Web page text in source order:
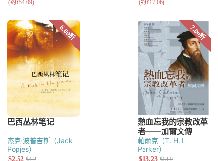
杰克·波普吉斯（Jack
Popjes）
帕爾克（T. H. L
Parker）